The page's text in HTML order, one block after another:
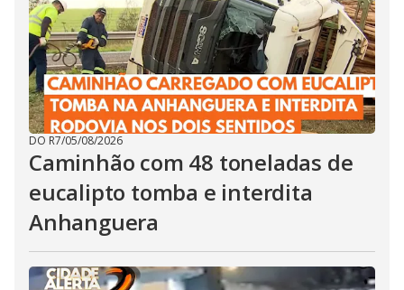
DO R7/05/08/2026
Caminhão com 48 toneladas de
eucalipto tomba e interdita
Anhanguera